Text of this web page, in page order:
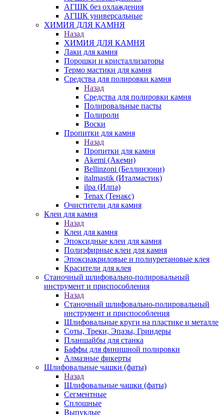
АГШК без охлаждения
АГШК универсальные
ХИМИЯ ДЛЯ КАМНЯ
Назад
ХИМИЯ ДЛЯ КАМНЯ
Лаки для камня
Порошки и кристаллизаторы
Термо мастики для камня
Средства для полировки камня
Назад
Средства для полировки камня
Полировальные пасты
Полироли
Воски
Пропитки для камня
Назад
Пропитки для камня
Akemi (Акеми)
Bellinzoni (Беллинзони)
italmastik (Италмастик)
ilpa (Илпа)
Tenax (Тенакс)
Очистители для камня
Клеи для камня
Назад
Клеи для камня
Эпоксидные клеи для камня
Полиэфирные клеи для камня
Эпоксиакриловые и полиуретановые клея
Красители для клея
Станочный шлифовально-полировальный
инструмент и приспособления
Назад
Станочный шлифовально-полировальный
инструмент и приспособления
Шлифовальные круги на пластике и металле
Соты, Треки, Эпазы, Гриндеры
Планшайбы для станка
Баффы для финишной полировки
Алмазные фикерты
Шлифовальные чашки (фаты)
Назад
Шлифовальные чашки (фаты)
Сегментные
Сплошные
Выпуклые